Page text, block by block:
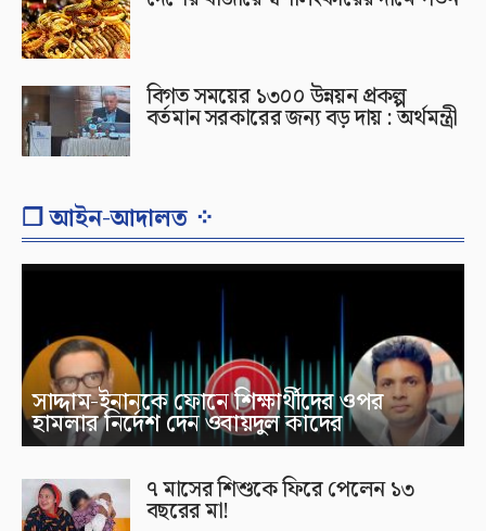
বিগত সময়ের ১৩০০ উন্নয়ন প্রকল্প
বর্তমান সরকারের জন্য বড় দায় : অর্থমন্ত্রী
❐ আইন-আদালত ⁘
সাদ্দাম-ইনানকে ফোনে শিক্ষার্থীদের ওপর
হামলার নির্দেশ দেন ওবায়দুল কাদের
৭ মাসের শিশুকে ফিরে পেলেন ১৩
বছরের মা!